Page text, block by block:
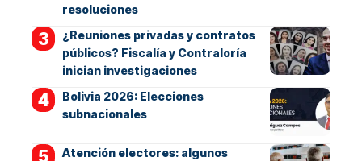
resoluciones
¿Reuniones privadas y contratos
públicos? Fiscalía y Contraloría
inician investigaciones
Bolivia 2026: Elecciones
subnacionales
Atención electores: algunos